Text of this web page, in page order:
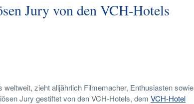
Jury von den VCH-Hotels
zieht alljährlich Filmemacher, Enthusiasten sowie
Jury gestiftet von den VCH-Hotels, dem VCH-Hotel